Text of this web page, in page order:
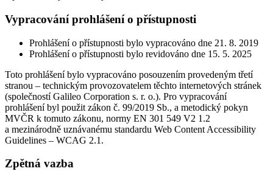
Vypracování prohlášení o přístupnosti
Prohlášení o přístupnosti bylo vypracováno dne 21. 8. 2019
Prohlášení o přístupnosti bylo revidováno dne 15. 5. 2025
Toto prohlášení bylo vypracováno posouzením provedeným třetí
stranou – technickým provozovatelem těchto internetových stránek
(společností Galileo Corporation s. r. o.). Pro vypracování
prohlášení byl použit zákon č. 99/2019 Sb., a metodický pokyn
MVČR k tomuto zákonu, normy EN 301 549 V2 1.2
a mezinárodně uznávanému standardu Web Content Accessibility
Guidelines – WCAG 2.1.
Zpětná vazba